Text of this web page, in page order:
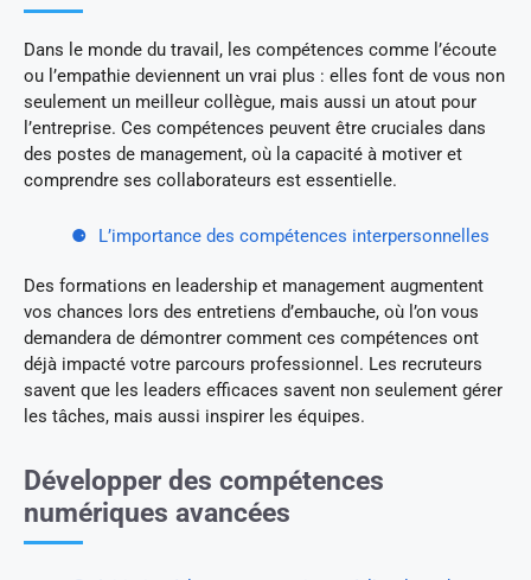
Dans le monde du travail, les compétences comme l’écoute
ou l’empathie deviennent un vrai plus : elles font de vous non
seulement un meilleur collègue, mais aussi un atout pour
l’entreprise. Ces compétences peuvent être cruciales dans
des postes de management, où la capacité à motiver et
comprendre ses collaborateurs est essentielle.
L’importance des compétences interpersonnelles
Des formations en leadership et management augmentent
vos chances lors des entretiens d’embauche, où l’on vous
demandera de démontrer comment ces compétences ont
déjà impacté votre parcours professionnel. Les recruteurs
savent que les leaders efficaces savent non seulement gérer
les tâches, mais aussi inspirer les équipes.
Développer des compétences
numériques avancées